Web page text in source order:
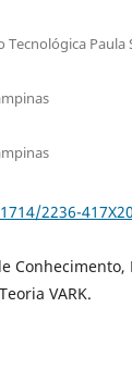
Paula
2236-
VARK.